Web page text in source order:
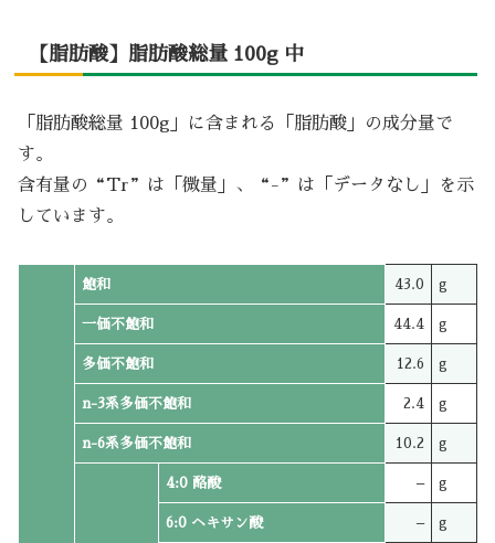
【脂肪酸】脂肪酸総量 100g 中
「脂肪酸総量 100g」に含まれる「脂肪酸」の成分量で
す。
含有量の“Tr”は「微量」、“-”は「データなし」を示
しています。
飽和 43.0 g
一価不飽和 44.4 g
多価不飽和 12.6 g
n-3系多価不飽和 2.4 g
n-6系多価不飽和 10.2 g
4:0 酪酸 – g
6:0 ヘキサン酸 – g